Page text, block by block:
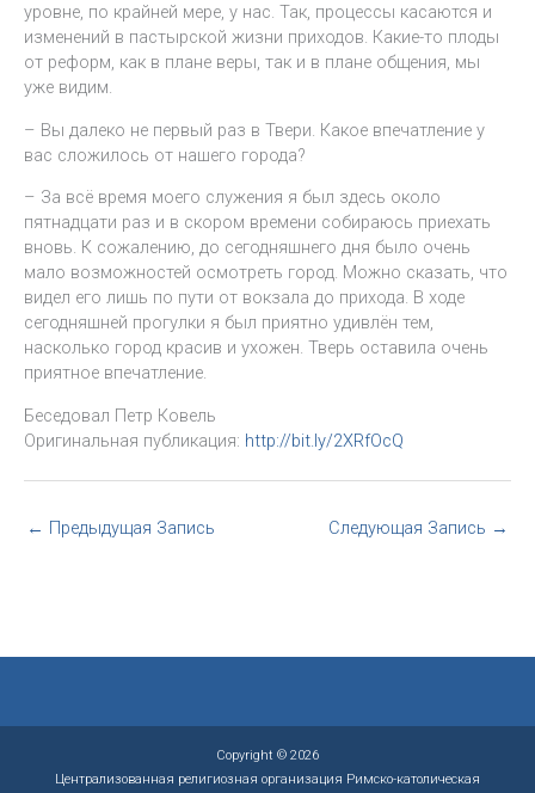
уровне, по крайней мере, у нас. Так, процессы касаются и
изменений в пастырской жизни приходов. Какие-то плоды
от реформ, как в плане веры, так и в плане общения, мы
уже видим.
– Вы далеко не первый раз в Твери. Какое впечатление у
вас сложилось от нашего города?
– За всё время моего служения я был здесь около
пятнадцати раз и в скором времени собираюсь приехать
вновь. К сожалению, до сегодняшнего дня было очень
мало возможностей осмотреть город. Можно сказать, что
видел его лишь по пути от вокзала до прихода. В ходе
сегодняшней прогулки я был приятно удивлён тем,
насколько город красив и ухожен. Тверь оставила очень
приятное впечатление.
Беседовал Петр Ковель
Оригинальная публикация: http://bit.ly/2XRfOcQ
← Предыдущая Запись Следующая Запись →
Copyright © 2026
Централизованная религиозная организация Римско-католическая